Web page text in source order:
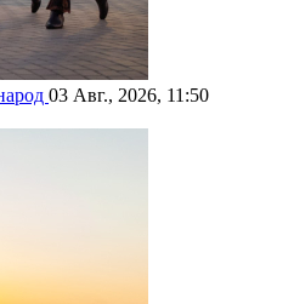
03 Авг., 2026, 11:50